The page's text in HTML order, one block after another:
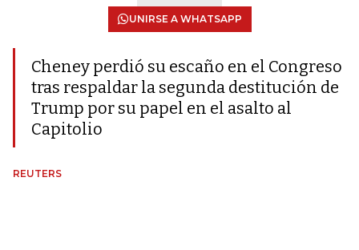
UNIRSE A WHATSAPP
Cheney perdió su escaño en el Congreso
tras respaldar la segunda destitución de
Trump por su papel en el asalto al
Capitolio
REUTERS